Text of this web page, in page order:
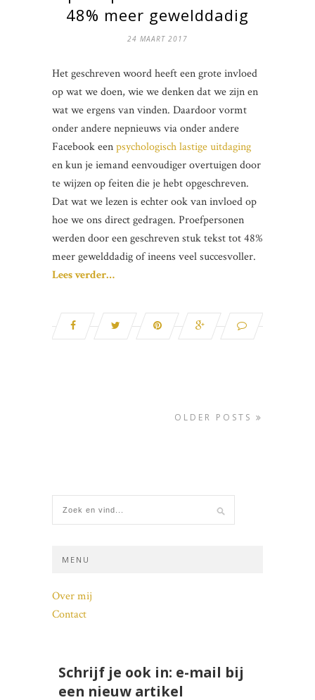
48% meer gewelddadig
24 MAART 2017
Het geschreven woord heeft een grote invloed
op wat we doen, wie we denken dat we zijn en
wat we ergens van vinden. Daardoor vormt
onder andere nepnieuws via onder andere
Facebook eenpsychologisch lastige uitdaging
en kun je iemand eenvoudiger overtuigen door
te wijzen op feiten die je hebt opgeschreven.
Dat wat we lezen is echter ook van invloed op
hoe we ons direct gedragen. Proefpersonen
werden door een geschreven stuk tekst tot 48%
meer gewelddadig of ineens veel succesvoller.
Lees verder…
OLDER POSTS
MENU
Over mij
Contact
Schrijf je ook in: e-mail bij
een nieuw artikel